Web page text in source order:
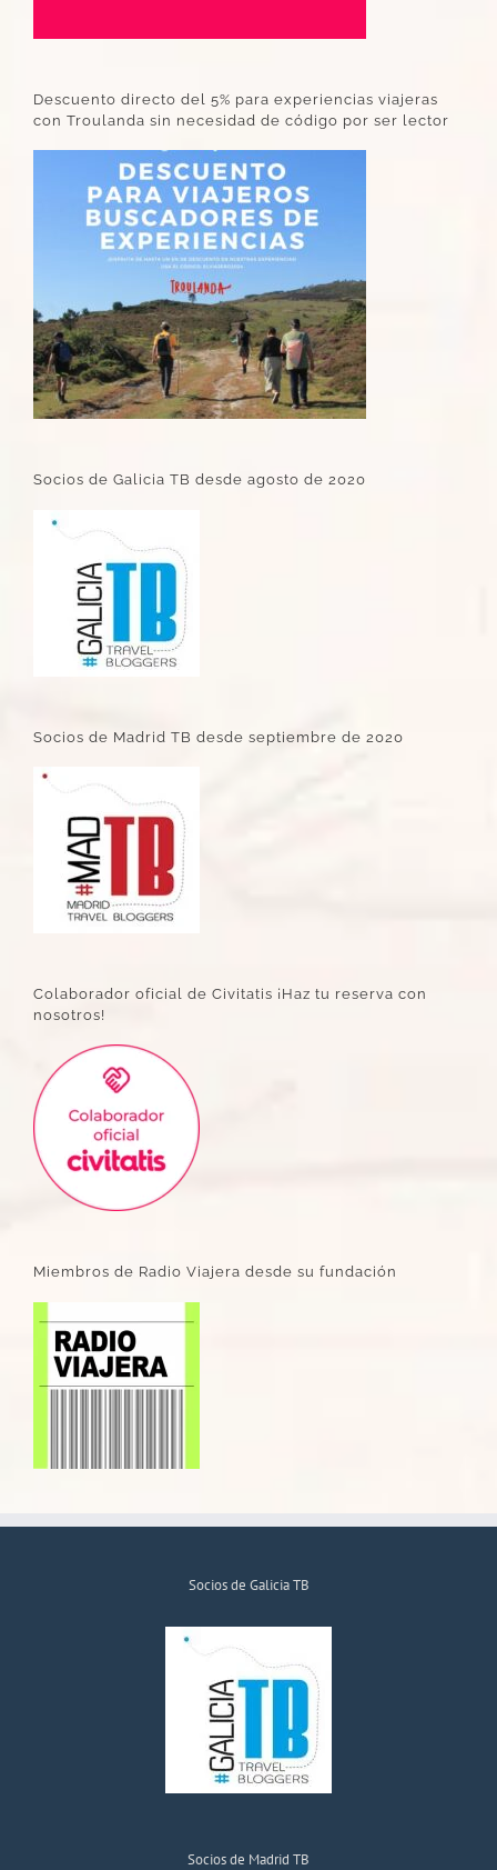
Descuento directo del 5% para experiencias viajeras
con Troulanda sin necesidad de código por ser lector
Socios de Galicia TB desde agosto de 2020
Socios de Madrid TB desde septiembre de 2020
Colaborador oficial de Civitatis ¡Haz tu reserva con
nosotros!
Miembros de Radio Viajera desde su fundación
Socios de Galicia TB
Socios de Madrid TB